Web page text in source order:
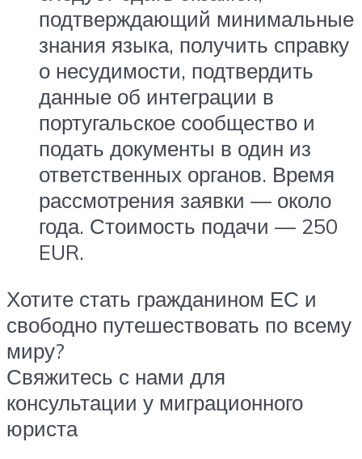
подтверждающий минимальные
знания языка, получить справку
о несудимости, подтвердить
данные об интеграции в
португальское сообщество и
подать документы в один из
ответственных органов. Время
рассмотрения заявки — около
года. Стоимость подачи — 250
EUR.
Хотите стать гражданином ЕС и
свободно путешествовать по всему
миру?
Свяжитесь с нами для
консультации у миграционного
юриста